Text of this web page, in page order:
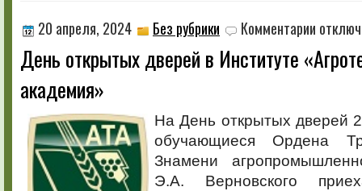
20 апреля, 2024 Без рубрики Комментарии записи
День
открытых
академия»
День открытых дверей в Институте
академия»
На День открытых дверей
обучающиеся Ордена
Знамени
Э.А. Верновского